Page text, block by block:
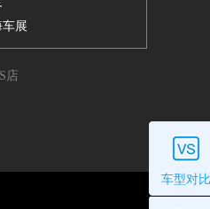
展
店
车型对比